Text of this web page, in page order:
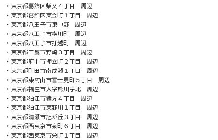
・東京都葛飾区柴又４丁目 周辺
・東京都葛飾区東金町１丁目 周辺
・東京都八王子市東中野 周辺
・東京都八王子市横川町 周辺
・東京都八王子市打越町 周辺
・東京都三鷹市野崎３丁目 周辺
・東京都府中市押立町２丁目 周辺
・東京都町田市南成瀬１丁目 周辺
・東京都東村山市富士見町５丁目 周辺
・東京都福生市大字熊川字北 周辺
・東京都狛江市猪方４丁目 周辺
・東京都狛江市東野川１丁目 周辺
・東京都清瀬市旭が丘３丁目 周辺
・東京都西東京市泉町６丁目 周辺
・東京都西東京市栄町１丁目 周辺